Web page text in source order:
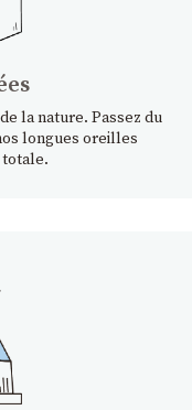
la nature. Passez du
longues oreilles